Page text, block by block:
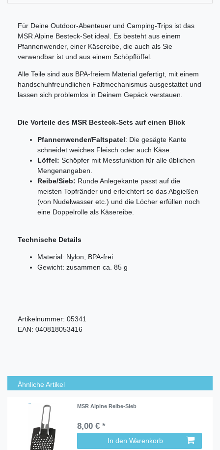
Für Deine Outdoor-Abenteuer und Camping-Trips ist das
MSR Alpine Besteck-Set ideal. Es besteht aus einem
Pfannenwender, einer Käsereibe, die auch als Sie
verwendbar ist und aus einem Schöpflöffel.
Alle Teile sind aus BPA-freiem Material gefertigt, mit einem
handschuhfreundlichen Faltmechanismus ausgestattet und
lassen sich problemlos in Deinem Gepäck verstauen.
Die Vorteile des MSR Besteck-Sets auf einen Blick
Pfannenwender/Faltspatel: Die gesägte Kante
schneidet weiches Fleisch oder auch Käse.
Löffel: Schöpfer mit Messfunktion für alle üblichen
Mengenangaben.
Reibe/Sieb: Runde Anlegekante passt auf die
meisten Topfränder und erleichtert so das Abgießen
(von Nudelwasser etc.) und die Löcher erfüllen noch
eine Doppelrolle als Käsereibe.
Technische Details
Material: Nylon, BPA-frei
Gewicht: zusammen ca. 85 g
Artikelnummer: 05341
EAN: 040818053416
Ähnliche Artikel
MSR Alpine Reibe-Sieb
8,00 € *
In den Warenkorb